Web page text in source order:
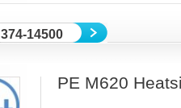
374-14500
PE M620